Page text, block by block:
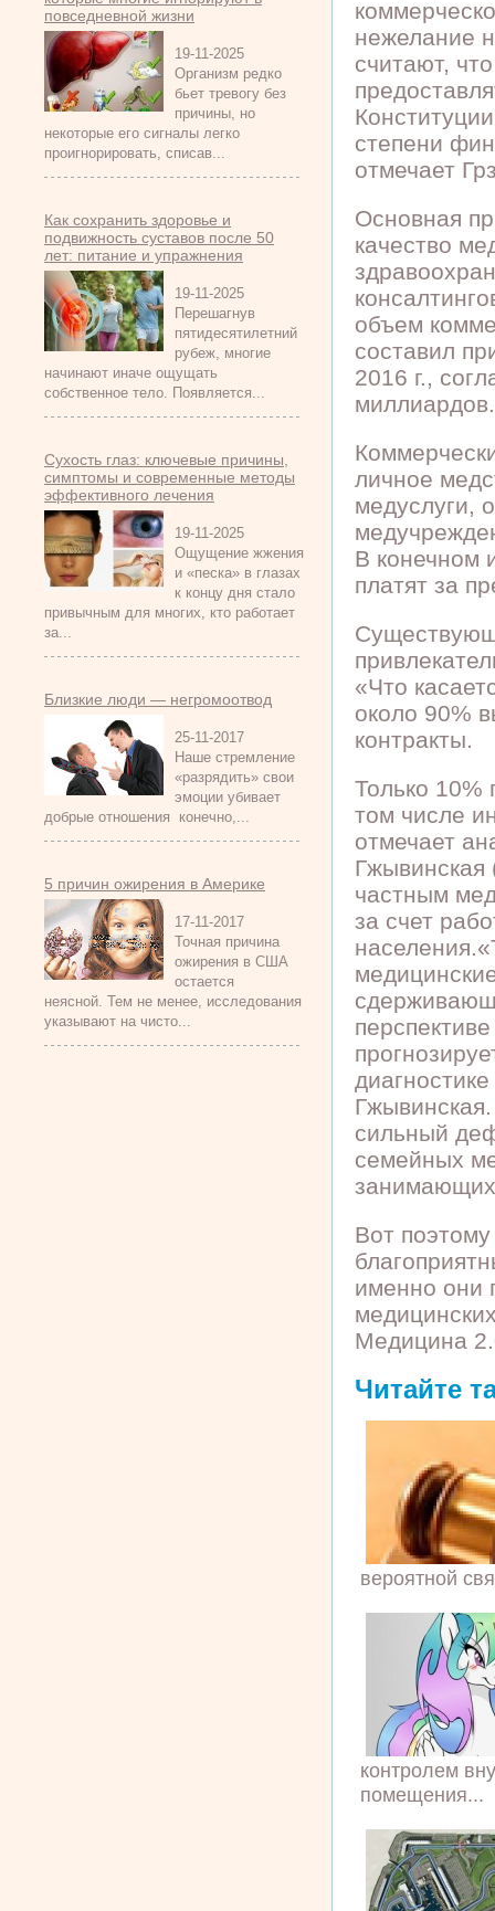
повседневной жизни
19-11-2025
Организм редко
бьет тревогу без
причины, но
некоторые его сигналы легко
проигнорировать, списав...
Как сохранить здоровье и
подвижность суставов после 50
лет: питание и упражнения
19-11-2025
Перешагнув
пятидесятилетний
рубеж, многие
начинают иначе ощущать
собственное тело. Появляется...
Сухость глаз: ключевые причины,
симптомы и современные методы
эффективного лечения
19-11-2025
Ощущение жжения
и «песка» в глазах
к концу дня стало
привычным для многих, кто работает
за...
Близкие люди — негромоотвод
25-11-2017
Наше стремление
«разрядить» свои
эмоции убивает
добрые отношения конечно,...
5 причин ожирения в Америке
17-11-2017
Точная причина
ожирения в США
остается
неясной. Тем не менее, исследования
указывают на чисто...
нежелание
считают,
степени
отмечает
Основная
качество
объем
составил
2016 г.,
личное
медуслуги,
В конечном
платят за
«Что
около 90%
контракты.
Только 10%
том числе
отмечает
частным
за счет
сильный
семейных
Вот
именно они
Медицина
Читайте
вероятной
контролем
помещения...